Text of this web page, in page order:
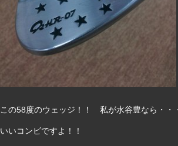
この58度のウェッジ！！ 私が水谷豊なら・・
いいコンビですよ！！